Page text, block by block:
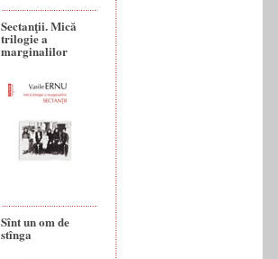
Sectanţii. Mică
trilogie a
marginalilor
Sînt un om de
stînga